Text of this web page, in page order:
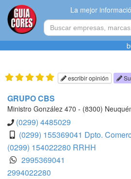
La mejor
escribir opinión
GRUPO CBS
Ministro González 470 - (8300)
(0299) 4485029
(0299) 155369041 Dpto.
(0299) 154022280 RRHH
2995369041
2994022280